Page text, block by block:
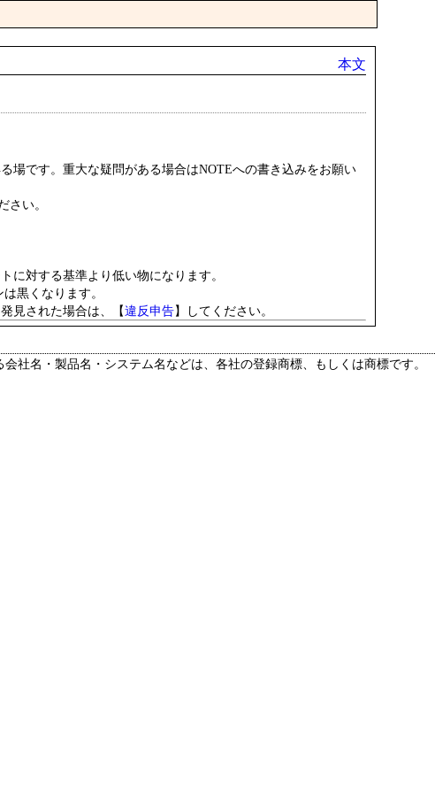
本文
場です。重大な疑問がある場合はNOTEへの書き込みをお願い
さい。
に対する基準より低い物になります。
黒くなります。
見された場合は、【違反申告】してください。
社名・製品名・システム名などは、各社の登録商標、もしくは商標です。